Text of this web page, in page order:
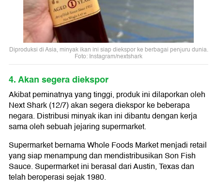
Diproduksi di Asia, minyak ikan ini siap diekspor ke berbagai penjuru dunia.
Foto: Instagram/nextshark
4. Akan segera diekspor
Akibat peminatnya yang tinggi, produk ini dilaporkan oleh
Next Shark (12/7) akan segera diekspor ke beberapa
negara. Distribusi minyak ikan ini dibantu dengan kerja
sama oleh sebuah jejaring supermarket.
Supermarket bernama Whole Foods Market menjadi retail
yang siap menampung dan mendistribusikan Son Fish
Sauce. Supermarket ini berasal dari Austin, Texas dan
telah beroperasi sejak 1980.